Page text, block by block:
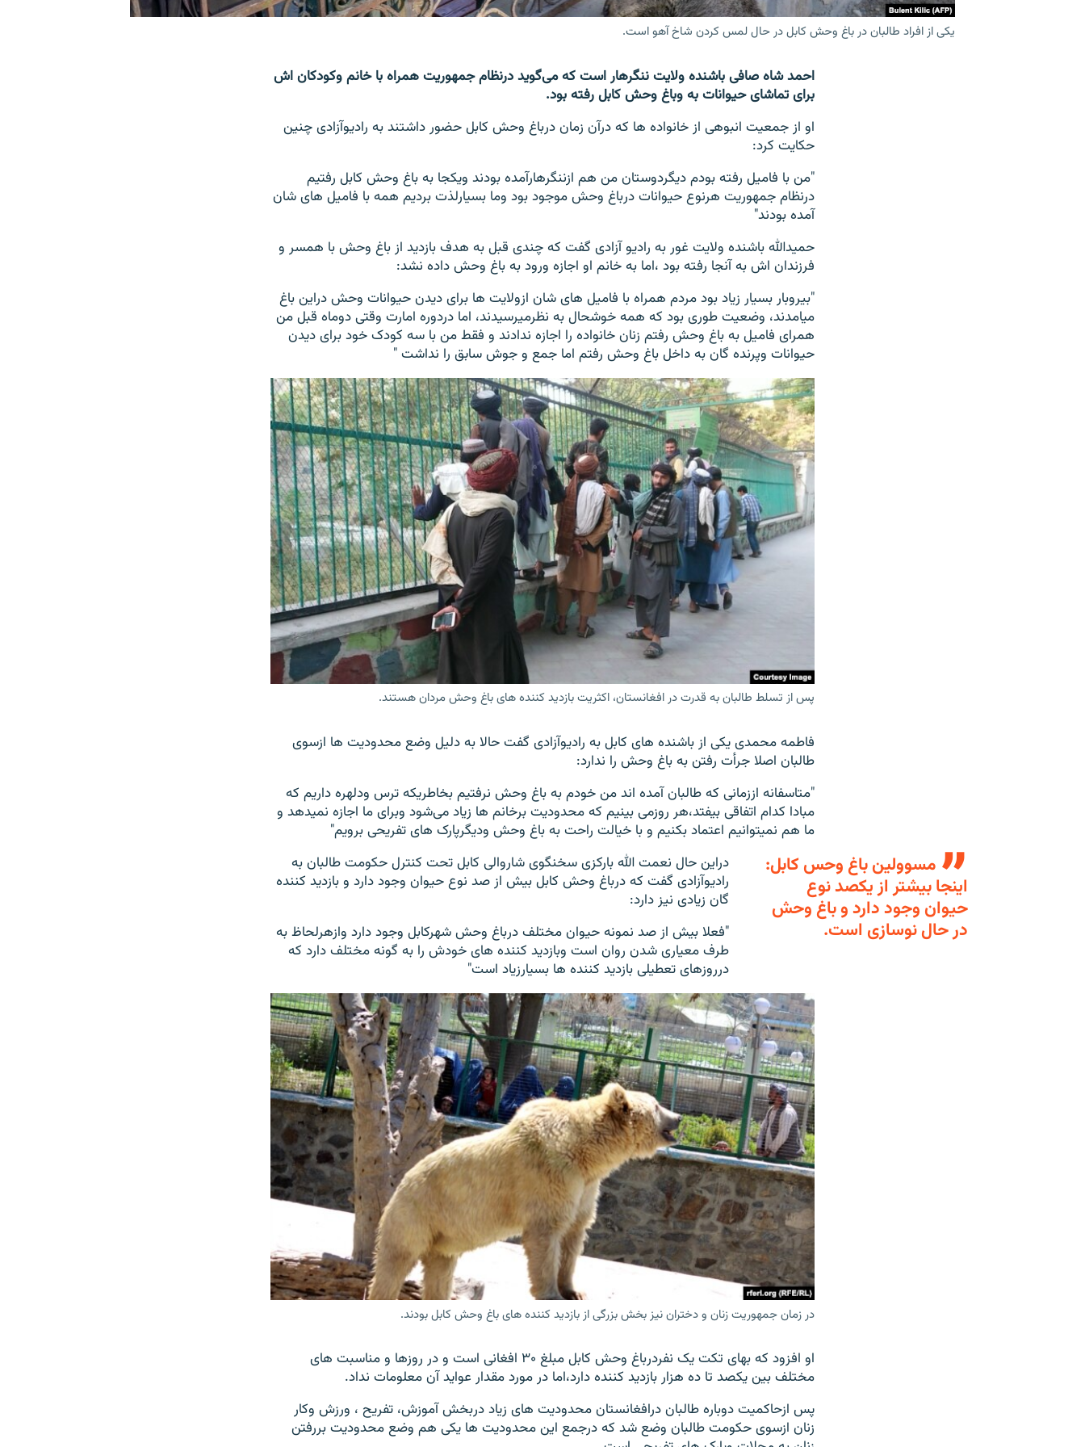
یکی از افراد طالبان در باغ وحش کابل در حال لمس کردن شاخ آهو است.
احمد شاه صافی باشنده ولایت ننگرهار است که می‌گوید درنظام جمهوریت همراه با خانم وکودکان اش
برای تماشای حیوانات به وباغ وحش کابل رفته بود.
او از جمعیت انبوهی از خانواده ها که درآن زمان درباغ وحش کابل حضور داشتند به رادیوآزادی چنین
حکایت کرد:
"من با فامیل رفته بودم دیگردوستان من هم ازننگرهارآمده بودند ویکجا به باغ وحش کابل رفتیم
درنظام جمهوریت هرنوع حیوانات درباغ وحش موجود بود وما بسیارلذت بردیم همه با فامیل های شان
آمده بودند"
حمیدالله باشنده ولایت غور به رادیو آزادی گفت که چندی قبل به هدف بازدید از باغ وحش با همسر و
فرزندان اش به آنجا رفته بود ،اما به خانم او اجازه ورود به باغ وحش داده نشد:
"بیروبار بسیار زیاد بود مردم همراه با فامیل های شان ازولایت ها برای دیدن حیوانات وحش دراین باغ
میامدند، وضعیت طوری بود که همه خوشحال به نظرمیرسیدند، اما دردوره امارت وقتی دوماه قبل من
همرای فامیل به باغ وحش رفتم زنان خانواده را اجازه ندادند و فقط من با سه کودک خود برای دیدن
حیوانات وپرنده گان به داخل باغ وحش رفتم اما جمع و جوش سابق را نداشت "
پس از تسلط طالبان به قدرت در افغانستان، اکثریت بازدید کننده های باغ وحش مردان هستند.
فاطمه محمدی یکی از باشنده های کابل به رادیوآزادی گفت حالا به دلیل وضع محدودیت ها ازسوی
طالبان اصلا جرأت رفتن به باغ وحش را ندارد:
"متاسفانه اززمانی که طالبان آمده اند من خودم به باغ وحش نرفتیم بخاطریکه ترس ودلهره داریم که
مبادا کدام اتفاقی بیفتد،هر روزمی بینیم که محدودیت برخانم ها زیاد می‌شود وبرای ما اجازه نمیدهد و
ما هم نمیتوانیم اعتماد بکنیم و با خیالت راحت به باغ وحش ودیگرپارک های تفریحی برویم"
مسوولین باغ وحس کابل:
اینجا بیشتر از یکصد نوع
حیوان وجود دارد و باغ وحش
در حال نوسازی است.
دراین حال نعمت الله بارکزی سخنگوی شاروالی کابل تحت کنترل حکومت طالبان به
رادیوآزادی گفت که درباغ وحش کابل بیش از صد نوع حیوان وجود دارد و بازدید کننده
گان زیادی نیز دارد:
"فعلا بیش از صد نمونه حیوان مختلف درباغ وحش شهرکابل وجود دارد وازهرلحاظ به
طرف معیاری شدن روان است وبازدید کننده های خودش را به گونه مختلف دارد که
درروزهای تعطیلی بازدید کننده ها بسیارزیاد است"
در زمان جمهوریت زنان و دختران نیز بخش بزرگی از بازدید کننده های باغ وحش کابل بودند.
او افزود که بهای تکت یک نفردرباغ وحش کابل مبلغ ۳۰ افغانی است و در روزها و مناسبت های
مختلف بین یکصد تا ده هزار بازدید کننده دارد،اما در مورد مقدار عواید آن معلومات نداد.
پس ازحاکمیت دوباره طالبان درافغانستان محدودیت های زیاد دربخش آموزش، تفریح ، ورزش وکار
زنان ازسوی حکومت طالبان وضع شد که درجمع این محدودیت ها یکی هم وضع محدودیت بررفتن